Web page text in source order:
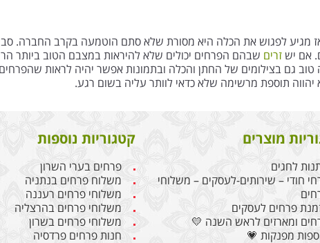
מגיע לפגוש את הכלה היא מסורת שלא סתם הוטמעה בקרב החברה.
אם ישזרים שבהם הפרחים יכולים שלא להיראות במצבם הטוב ביותר
טוב גם בצילומים של החתן והכלה ובתמונות אפשר יהיה לראות
תוספת מרשימה שלא כדאי לוותר עליה בשום רגע.
מוצרים
לחגים
חודי – שירותים-לעסקים – משלוחי
פרחים לעסקים
ומארזים לראש השנה 💛
מפנקות 💗
קטגוריות נוספות
פרחים בערי השרון
משלוח פרחים בנתניה
משלוחי פרחים רעננה
משלוחי פרחים בהרצליה
משלוחי פרחים בשרון
חנות פרחים פרדסיה